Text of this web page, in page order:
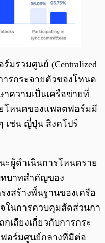
มรวมศูนย์ (Centralized
ารกระจายตัวของโหนด
ความเป็นเครือข่ายที่
ยโหนดของแพลตฟอร์มมี
เช่น ญี่ปุ่น สิงคโปร์
ะผู้ดำเนินการโหนดราย
ทบาทสำคัญของ
สร้างพื้นฐานของเครือ
ในการควบคุมสัดส่วนกา
เถียงเกี่ยวกับการกระ
อร์มศูนย์กลางที่มีต่อ